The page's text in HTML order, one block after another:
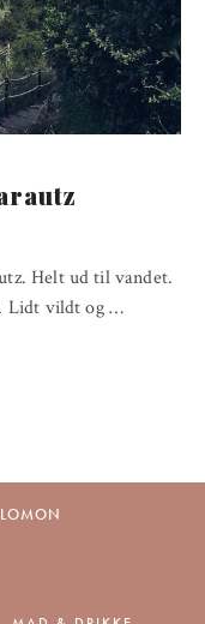
Helt ud til vandet.
Lidt vildt og …